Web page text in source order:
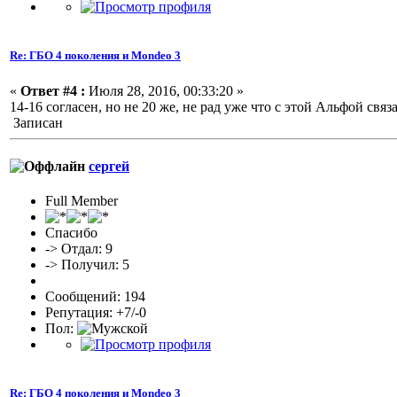
Re: ГБО 4 поколения и Mondeo 3
« Ответ #4 : Июля 28, 2016, 00:33:20 »
14-16 согласен, но не 20 же, не рад уже что с этой Альфой
Записан
сергей
Full Member
Спасибо
-> Отдал: 9
-> Получил: 5
Сообщений: 194
Репутация: +7/-0
Пол:
Re: ГБО 4 поколения и Mondeo 3